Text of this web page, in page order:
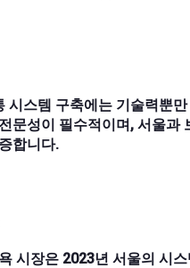
시스템 구축에는 기술력뿐
문성이 필수적이며, 서울과
합니다.
시장은 2023년 서울의 시